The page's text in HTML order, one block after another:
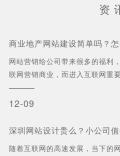
资
商业地产网站建设简单吗？
网站营销给公司带来很多的福利
联网营销商业，而进入互联网重
建设才能有官方的营销出口，因
12-09
深圳网站设计贵么？小公司
随着互联网的高速发展，当下的